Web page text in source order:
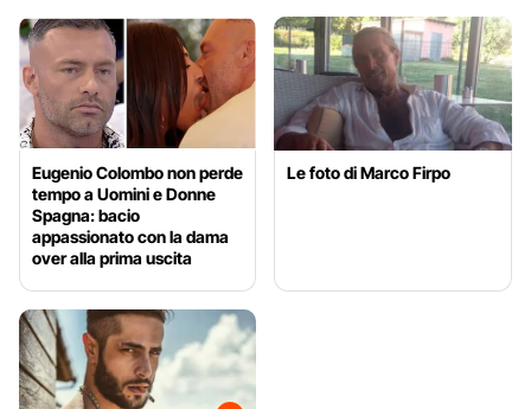
Eugenio Colombo non perde
tempo a Uomini e Donne
Spagna: bacio
appassionato con la dama
over alla prima uscita
Le foto di Marco Firpo